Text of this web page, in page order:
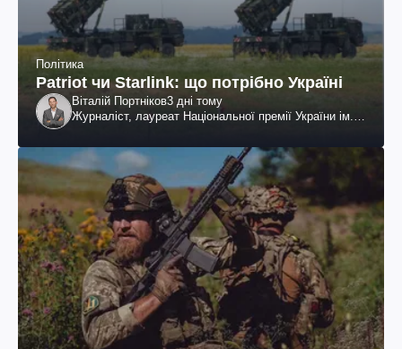
Політика
Patriot чи Starlink: що потрібно Україні
Віталій Портніков3 дні тому
Журналіст, лауреат Національної премії України ім.